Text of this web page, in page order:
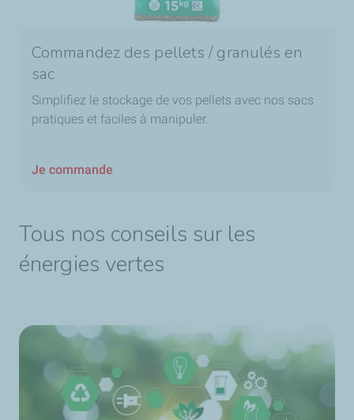
Commandez des pellets / granulés en
sac
Simplifiez le stockage de vos pellets avec nos sacs
pratiques et faciles à manipuler.
Je commande
Tous nos conseils sur les
énergies vertes